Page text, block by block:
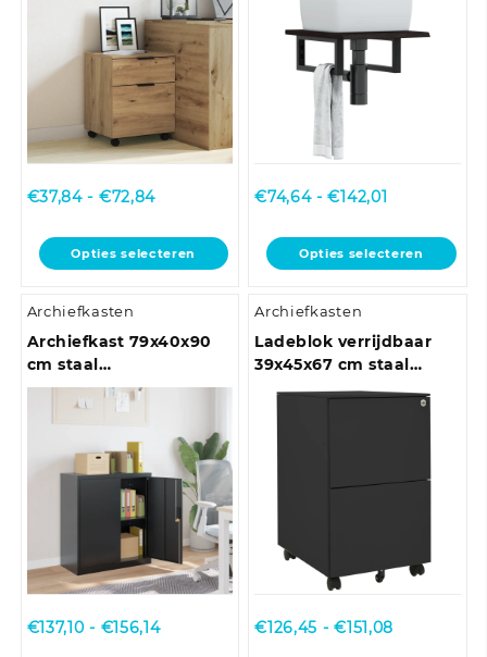
€37,84 - €72,84Prijsklasse:
tot
€72,84
Opties selecteren
Dit
product
meerdere
variaties.
Deze
optie
gekozen
worden
productpagina
€74,64 - €142,01
tot
€142,01
Opties selecteren
Dit
product
meerdere
variaties.
Deze
Archiefkasten
Archiefkast 79x40x90
cm staal
antracietkleurig
€137,10 - €156,14Prijsklasse:
Archiefkasten
Ladeblok verrijdbaar
39x45x67 cm staal
antracietkleurig
€126,45 - €151,08